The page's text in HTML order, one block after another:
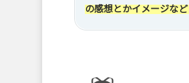
の感想とかイメージな